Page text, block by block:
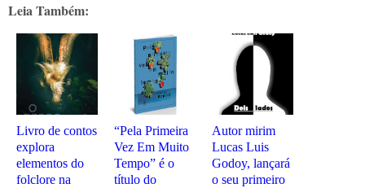
Leia Também:
Livro de contos
explora
elementos do
folclore na
“Pela Primeira
Vez Em Muito
Tempo” é o
título do
Autor mirim
Lucas Luis
Godoy, lançará
o seu primeiro